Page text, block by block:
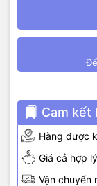
Cam kết
Hàng được
Giá cả hợp lý
Vận chuyển